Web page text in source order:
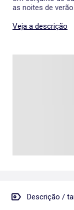
as noites de verão.
Veja a descrição
Descrição /